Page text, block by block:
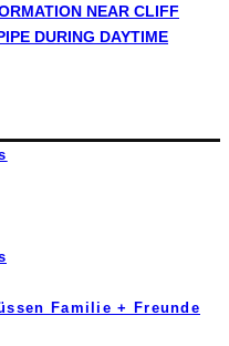
Familie + Freunde